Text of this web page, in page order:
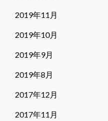
2019年11月
2019年10月
2019年9月
2019年8月
2017年12月
2017年11月